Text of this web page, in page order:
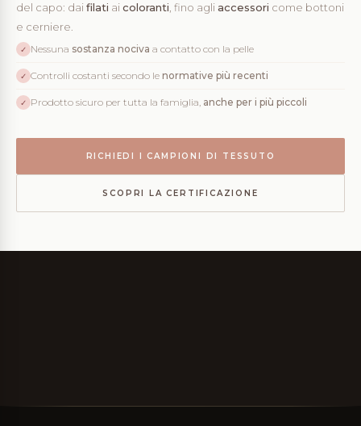
del capo: dai filati ai coloranti, fino agli accessori come bottoni
e cerniere.
✓ Nessuna sostanza nociva a contatto con la pelle
✓ Controlli costanti secondo le normative più recenti
✓ Prodotto sicuro per tutta la famiglia, anche per i più piccoli
RICHIEDI I CAMPIONI DI TESSUTO
SCOPRI LA CERTIFICAZIONE